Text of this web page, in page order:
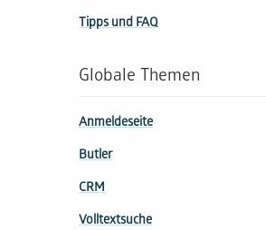
Tipps und FAQ
Globale Themen
Anmeldeseite
Butler
CRM
Volltextsuche